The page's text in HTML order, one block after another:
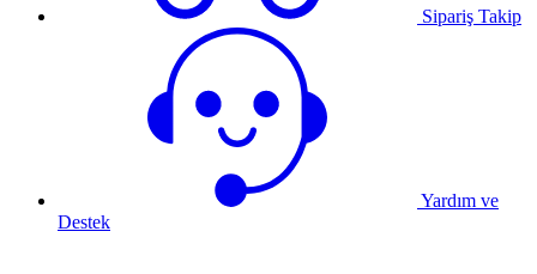
Sipariş Takip
Yardım ve
Destek